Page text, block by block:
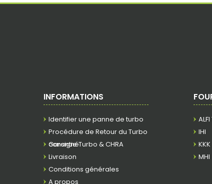
INFORMATIONS
Identifier une panne de turbo
Procédure de Retour du Turbo
consigné
Garantie Turbo & CHRA
Livraison
Conditions générales
A propos
IHI
KKK
MHI